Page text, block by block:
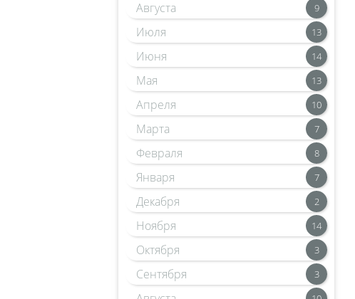
Августа 9
Июля 13
Июня 14
Мая 13
Апреля 10
Марта 7
Февраля 8
Января 7
Декабря 2
Ноября 14
Октября 3
Сентября 3